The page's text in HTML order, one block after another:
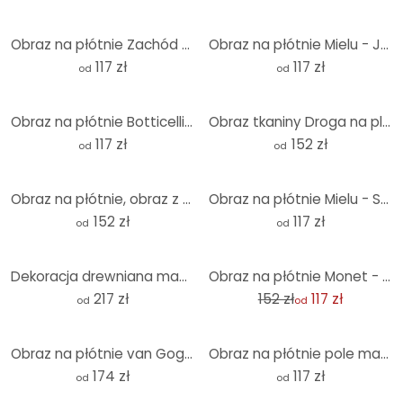
Obraz na płótnie Zachód słońca nad plażą i morzem - Sisi & Seb
od 117 zł
Obraz na płótnie Mielu - James
od 117 zł
Obraz na płótnie Botticelli - Narodziny Wenus
od 117 zł
Obraz tkaniny Droga na plażę - Panorama
od 152 zł
Obraz na płótnie, obraz z tkaniny do powieszenia Mucha - Pory roku Wiosna - Panorama
od 152 zł
Obraz na płótnie Mielu - Sneaker
od 117 zł
Dekoracja drewniana mahoń - drzewo z korzeniami
od 217 zł
Obraz na płótnie Monet - Lilie wodne 1918
152 złod 117 zł
Obraz na płótnie van Gogh - Almond Blossom Ochre - Panorama
od 174 zł
Obraz na płótnie pole maków o zachodzie słońca
od 117 zł